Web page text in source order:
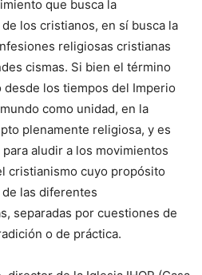
que busca la
los cristianos, en sí busca la
religiosas cristianas
cismas. Si bien el término
desde los tiempos del Imperio
como unidad, en la
plenamente religiosa, y es
aludir a los movimientos
cristianismo cuyo propósito
las diferentes
separadas por cuestiones de
o de práctica.